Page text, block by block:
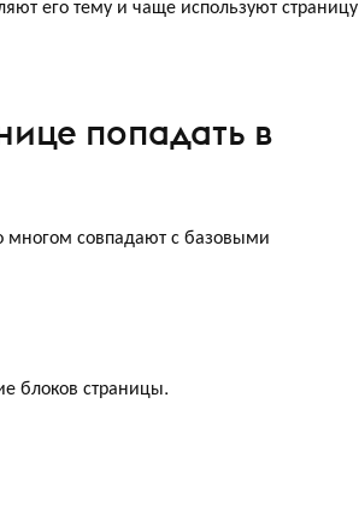
попадать в
многом совпадают с базовыми
блоков страницы.